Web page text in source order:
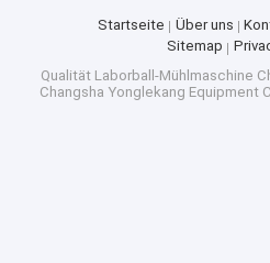
Startseite Über uns
Sitemap
Qualität Laborball-Mühlmaschine
Changsha Yonglekang Equipment